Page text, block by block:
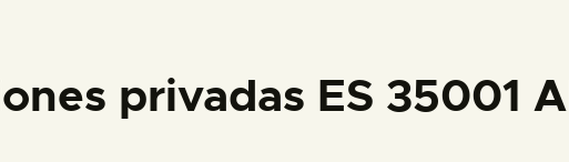
privadas ES 35001